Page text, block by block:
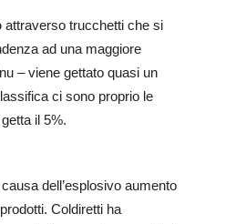
attraverso trucchetti che si
ad una maggiore
– viene gettato quasi un
ci sono proprio le
il 5%.
dell’esplosivo aumento
Coldiretti ha